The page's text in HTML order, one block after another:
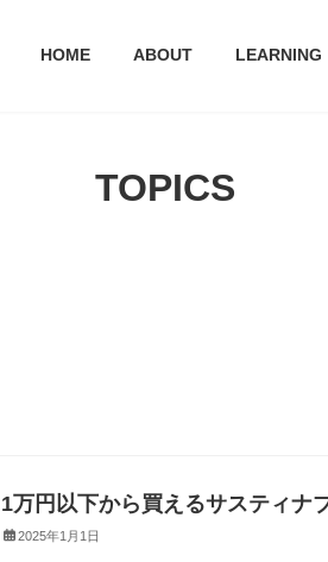
HOME ABOUT LEARNING
TOPICS
1万円以下から買えるサスティナ
2025年1月1日